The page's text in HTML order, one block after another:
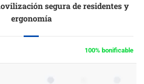
segura de residentes y
ergonomía
100% bonificable